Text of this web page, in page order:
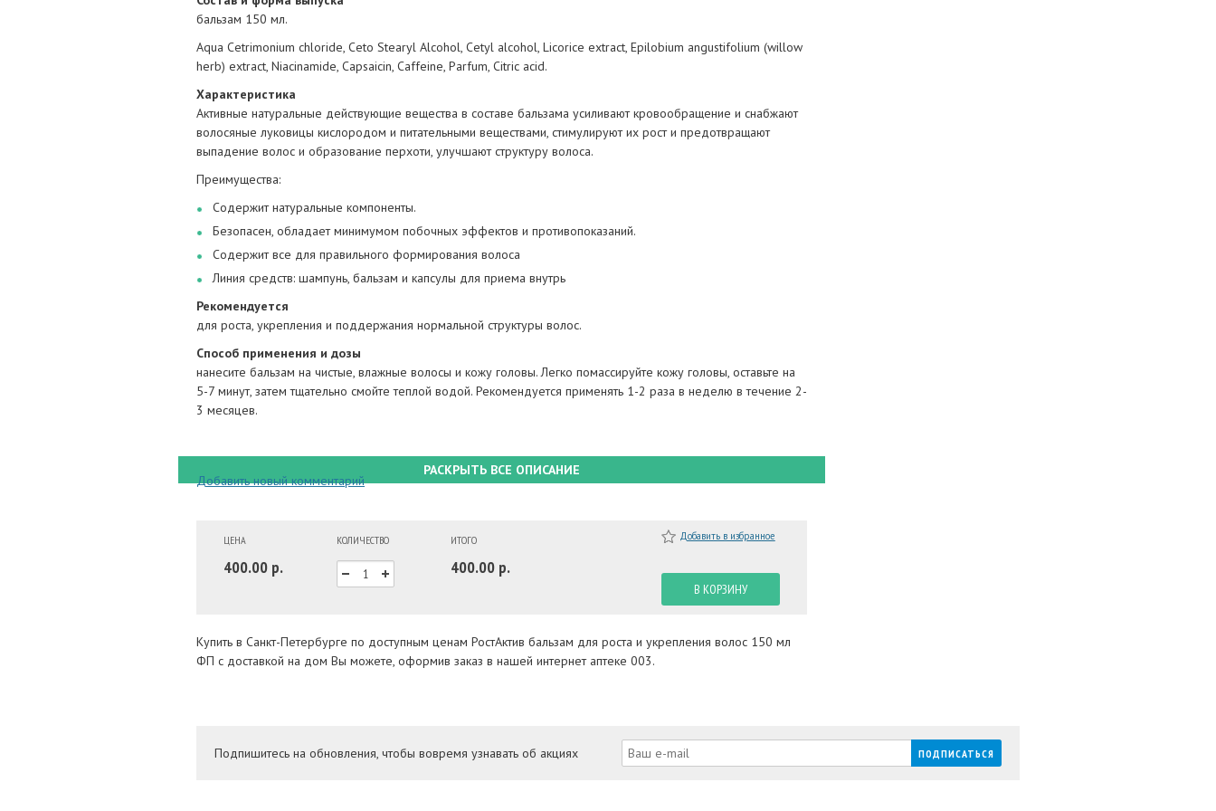
бальзам 150 мл.
Aqua Cetrimonium chloride, Ceto Stearyl Alcohol, Cetyl alcohol, Licorice extract, Epilobium angustifolium (willow
herb) extract, Niacinamide, Capsaicin, Caffeine, Parfum, Citric acid.
Характеристика
Активные натуральные действующие вещества в составе бальзама усиливают кровообращение и снабжают
волосяные луковицы кислородом и питательными веществами, стимулируют их рост и предотвращают
выпадение волос и образование перхоти, улучшают структуру волоса.
Преимущества:
Содержит натуральные компоненты.
Безопасен, обладает минимумом побочных эффектов и противопоказаний.
Содержит все для правильного формирования волоса
Линия средств: шампунь, бальзам и капсулы для приема внутрь
Рекомендуется
для роста, укрепления и поддержания нормальной структуры волос.
Способ применения и дозы
нанесите бальзам на чистые, влажные волосы и кожу головы. Легко помассируйте кожу головы, оставьте на
5-7 минут, затем тщательно смойте теплой водой. Рекомендуется применять 1-2 раза в неделю в течение 2-
3 месяцев.
РАСКРЫТЬ ВСЕ ОПИСАНИЕ
Добавить новый комментарий
ЦЕНА
400.00 р.
КОЛИЧЕСТВО ИТОГО
400.00 р.
Добавить в избранное
В КОРЗИНУ
Купить в Санкт-Петербурге по доступным ценам РостАктив бальзам для роста и укрепления волос 150 мл
ФП с доставкой на дом Вы можете, оформив заказ в нашей интернет аптеке 003.
Подпишитесь на обновления, чтобы вовремя узнавать об акциях